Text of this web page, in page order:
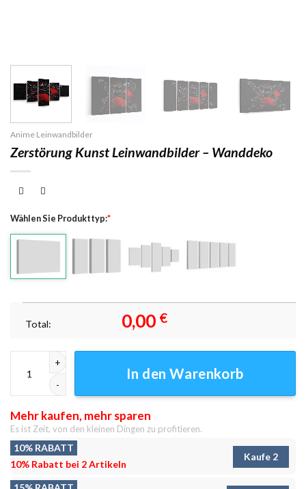
Anime Leinwandbilder
Zerstörung Kunst Leinwandbilder – Wanddeko
Wählen Sie Produkttyp:*
Total: 0,00 €
In den Warenkorb
Mehr kaufen, mehr sparen
Es ist Zeit, von den kleinen Dingen zu profitieren.
10% RABATT
10% Rabatt bei 2 Artikeln
Kaufe 2